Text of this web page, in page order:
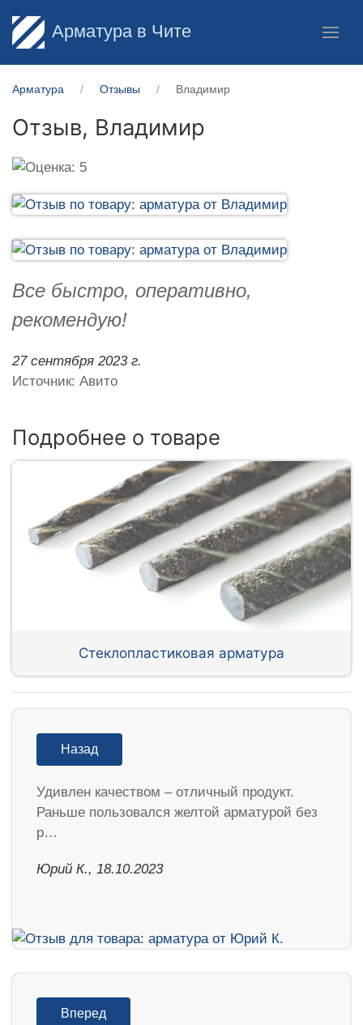
Арматура в Чите
Арматура Отзывы Владимир
Отзыв, Владимир
Все быстро, оперативно,
рекомендую!
27 сентября 2023 г.
Источник: Авито
Подробнее о товаре
Стеклопластиковая арматура
Назад
Удивлен качеством – отличный продукт.
Раньше пользовался желтой арматурой без
р…
Юрий К., 18.10.2023
Вперед